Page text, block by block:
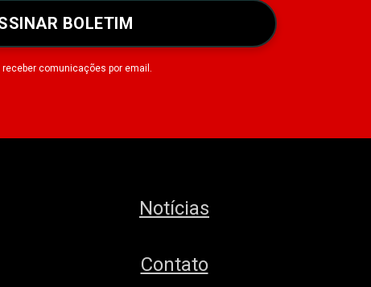
BOLETIM
comunicações por email.
Notícias
Contato